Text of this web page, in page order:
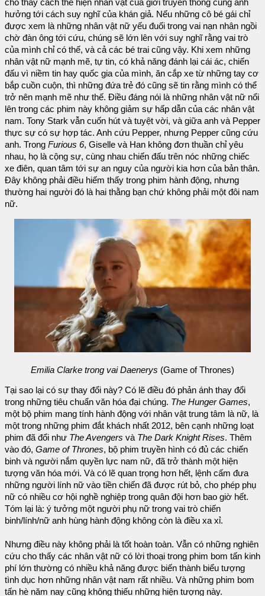
cho thấy cách thể hiện nhân vật của giới truyền thông cũng ảnh
hưởng tới cách suy nghĩ của khán giả. Nếu những cô bé gái chỉ
được xem là những nhân vật nữ yếu đuối trong vai nạn nhân ngồi
chờ đàn ông tới cứu, chúng sẽ lớn lên với suy nghĩ rằng vai trò
của mình chỉ có thế, và cả các bé trai cũng vậy. Khi xem những
nhân vật nữ mạnh mẽ, tự tin, có khả năng đánh lại cái ác, chiến
đấu vì niềm tin hay quốc gia của mình, ăn cắp xe từ những tay cơ
bắp cuồn cuộn, thì những đứa trẻ đó cũng sẽ tin rằng mình có thể
trở nên mạnh mẽ như thế. Điều đáng nói là những nhân vật nữ nổi
lên trong các phim này không giảm sự hấp dẫn của các nhân vật
nam. Tony Stark vẫn cuốn hút và tuyệt vời, và giữa anh và Pepper
thực sự có sự hợp tác. Anh cứu Pepper, nhưng Pepper cũng cứu
anh. Trong Furious 6, Giselle và Han không đơn thuần chỉ yêu
nhau, họ là cộng sự, cùng nhau chiến đấu trên nóc những chiếc
xe điên, quan tâm tới sự an nguy của người kia hơn của bản thân.
Đây không phải điều hiếm thấy trong phim hành động, nhưng
thường hai người đó là hai thằng bạn chứ không phải một đôi nam
nữ.
Emilia Clarke trong vai Daenerys (Game of Thrones)
Tại sao lại có sự thay đổi này? Có lẽ điều đó phản ánh thay đổi
trong những tiêu chuẩn văn hóa đại chúng. The Hunger Games,
một bộ phim mang tính hành động với nhân vật trung tâm là nữ, là
một trong những phim đắt khách nhất 2012, bên cạnh những loạt
phim đã đổi như The Avengers và The Dark Knight Rises. Thêm
vào đó, Game of Thrones, bộ phim truyền hình có đủ các chiến
binh và người nắm quyền lực nam nữ, đã trở thành một hiện
tượng văn hóa mới. Và có lẽ quan trọng hơn hết, lệnh cấm đưa
những người lính nữ vào tiền chiến đã được rút bỏ, cho phép phụ
nữ có nhiều cơ hội nghề nghiệp trong quân đội hơn bao giờ hết.
Tóm lại là: ý tưởng một người phụ nữ trong vai trò chiến
binh/lính/nữ anh hùng hành động không còn là điều xa xỉ.
Nhưng điều này không phải là tốt hoàn toàn. Vẫn có những nghiên
cứu cho thấy các nhân vật nữ có lời thoại trong phim bom tấn kinh
phí lớn thường có nhiều khả năng được biến thành biểu tượng
tình dục hơn những nhân vật nam rất nhiều. Và những phim bom
tấn hè năm nay cũng không thiếu những hiện tượng này.